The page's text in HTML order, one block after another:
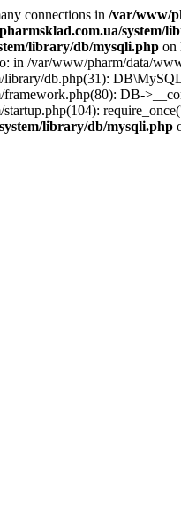
connections in /var/www/
system/
library/db/mysqli.php on
in /var/www/pharm/data/
db.php(31):
DB-
library/db/mysqli.php